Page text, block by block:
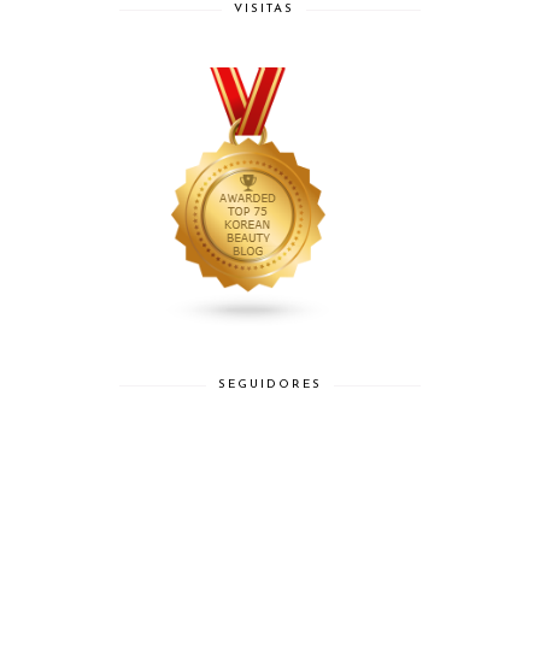
VISITAS
SEGUIDORES